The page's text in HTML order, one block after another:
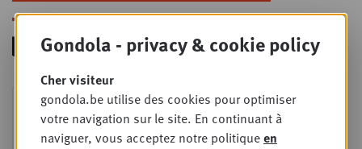
MER
9
SEPT
Foodservice - Joint
business planning
Intro to Negotiation: Succes aan de
Gondola - privacy & cookie policy
Cher visiteur
gondola.be utilise des cookies pour optimiser
votre navigation sur le site. En continuant à
naviguer, vous acceptez notre politiqueen